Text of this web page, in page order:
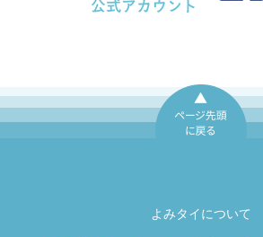
よみタイについて